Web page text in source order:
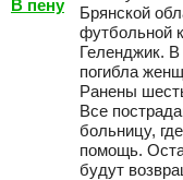
В пену
Брянской
футбольной
Геленджик. В
погибла
Ранены
Все
больницу,
помощь.
будут